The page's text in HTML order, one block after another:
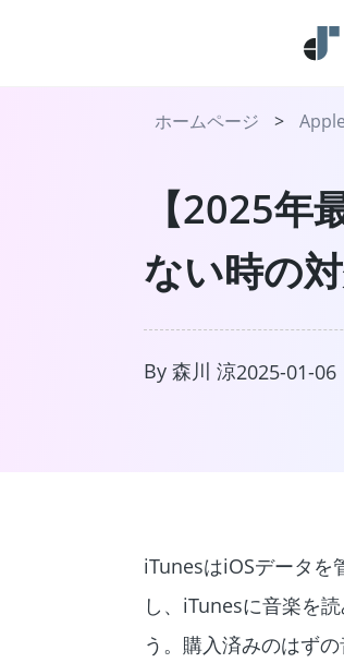
ホームページ >
【2025
ない時の
By 森川 涼2025-01-06
iTunesはiOSデータを
し、iTunesに音楽を
う。購入済みのはず